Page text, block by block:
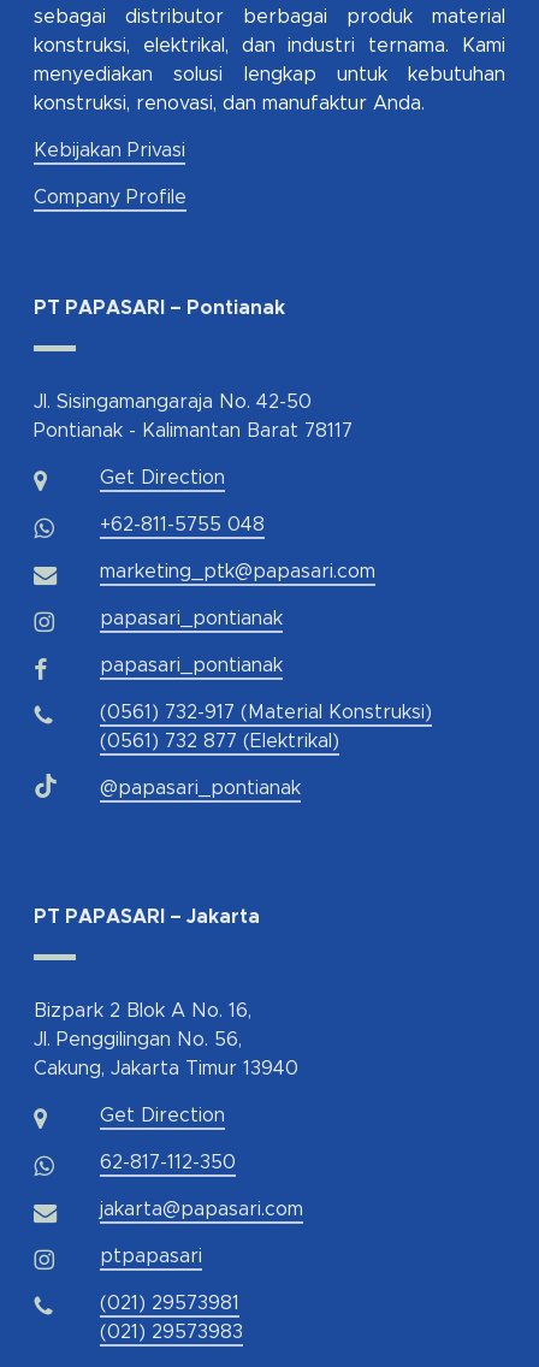
sebagai distributor berbagai produk material
konstruksi, elektrikal, dan industri ternama. Kami
menyediakan solusi lengkap untuk kebutuhan
konstruksi, renovasi, dan manufaktur Anda.
Kebijakan Privasi
Company Profile
PT PAPASARI – Pontianak
Jl. Sisingamangaraja No. 42-50
Pontianak - Kalimantan Barat 78117
Get Direction
+62-811-5755 048
marketing_ptk@papasari.com
papasari_pontianak
papasari_pontianak
(0561) 732-917 (Material Konstruksi)
(0561) 732 877 (Elektrikal)
@papasari_pontianak
PT PAPASARI – Jakarta
Bizpark 2 Blok A No. 16,
Jl. Penggilingan No. 56,
Cakung, Jakarta Timur 13940
Get Direction
62-817-112-350
jakarta@papasari.com
ptpapasari
(021) 29573981
(021) 29573983